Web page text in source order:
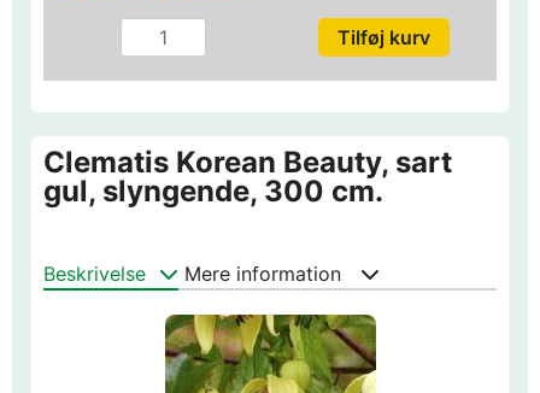
Clematis Korean Beauty, sart
gul, slyngende, 300 cm.
Beskrivelse Mere information